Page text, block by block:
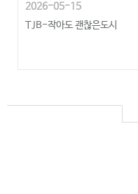
2026-05-15
TJB-작아도 괜찮은도시